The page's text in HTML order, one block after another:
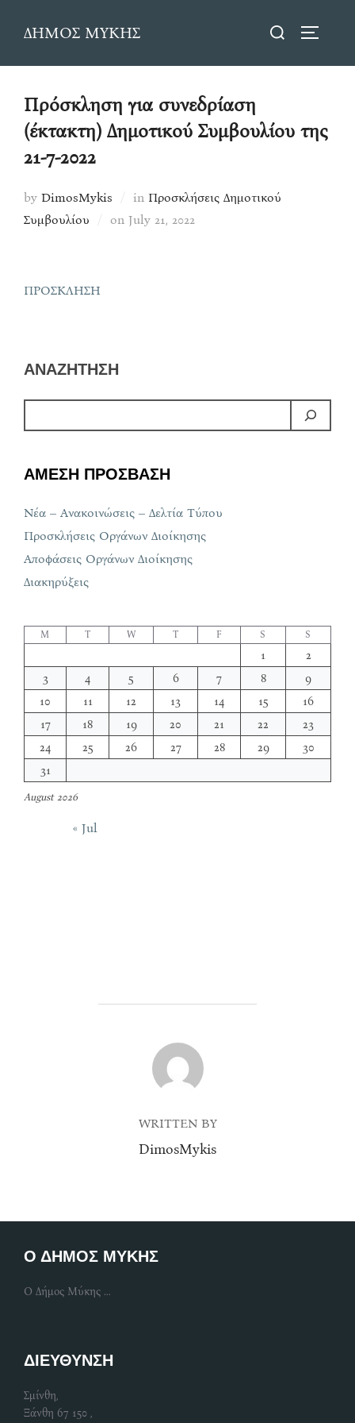
ΔΗΜΟΣ ΜΥΚΗΣ
Search
Πρόσκληση για συνεδρίαση
(έκτακτη) Δημοτικού Συμβουλίου της
21-7-2022
by DimosMykis in Προσκλήσεις Δημοτικού
Συμβουλίου
on Posted
July 21, 2022
ΠΡΟΣΚΛΗΣΗ
ΑΝΑΖΗΤΗΣΗ
ΑΜΕΣΗ ΠΡΟΣΒΑΣΗ
Νέα – Ανακοινώσεις – Δελτία Τύπου
Προσκλήσεις Οργάνων Διοίκησης
Αποφάσεις Οργάνων Διοίκησης
Διακηρύξεις
August 2026
M T W T F S S
1
2
3
4 5 6 7 8
9
10
11 12 13 14 15
16
17
18 19 20 21 22
23
24
25 26 27 28 29
30
31
« Jul
POST AUTHOR
WRITTEN BY
DimosMykis
Ο ΔΗΜΟΣ ΜΥΚΗΣ
Ο Δήμος Μύκης ...
ΔΙΕΥΘΥΝΣΗ
Σμίνθη,
Ξάνθη 67 150 ,